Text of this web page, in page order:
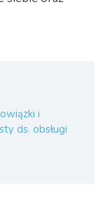
i
ds. obsługi